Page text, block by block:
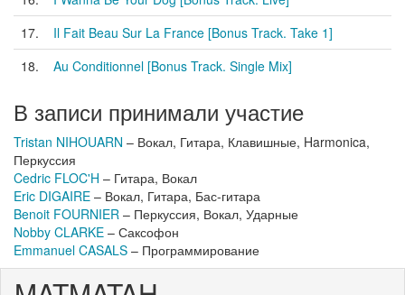
17.
Il Fait Beau Sur La France [Bonus Track. Take 1]
18.
Au Conditionnel [Bonus Track. Single Mix]
В записи принимали участие
Tristan NIHOUARN – Вокал, Гитара, Клавишные, Harmonica,
Перкуссия
Cedric FLOC'H – Гитара, Вокал
Eric DIGAIRE – Вокал, Гитара, Бас-гитара
Benoit FOURNIER – Перкуссия, Вокал, Ударные
Nobby CLARKE – Саксофон
Emmanuel CASALS – Программирование